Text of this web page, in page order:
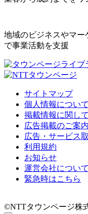
地域のビジネスやマー
で事業活動を支援
サイトマップ
個人情報について
掲載情報に関して
広告掲載のご案内
広告・サービス
利用規約
お知らせ
運営会社について
緊急時はこちら
©NTTタウンページ株